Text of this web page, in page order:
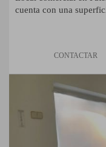
cuenta con una
CONTACTAR
Previous